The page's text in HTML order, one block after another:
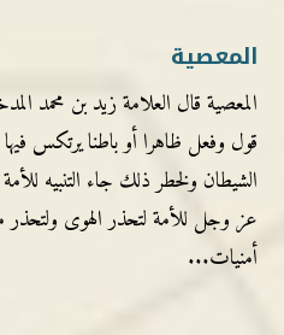
المعصية
المعصية قال العلامة زيد بن محمد
قول وفعل ظاهرا أو باطنا يرتكس
الشيطان ولخطر ذلك جاء التنبيه
عز وجل للأمة لتحذر الهوى ولتحذر
أمنيات...